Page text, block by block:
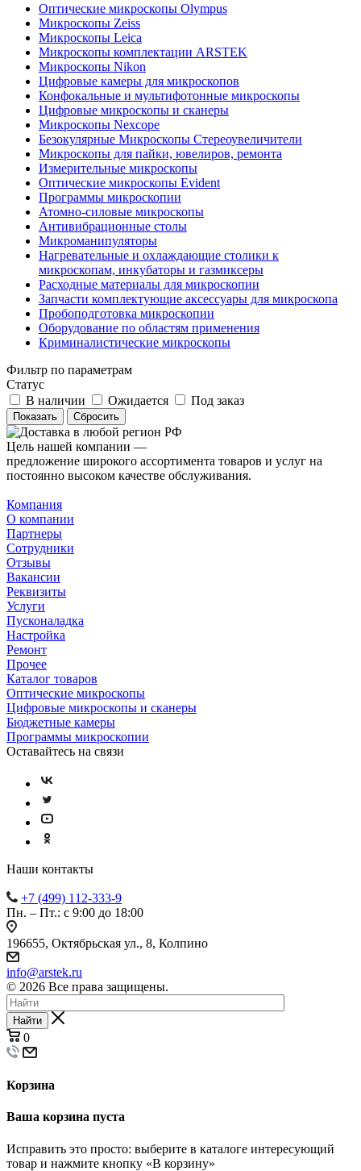
Оптические микроскопы Olympus
Микроскопы Zeiss
Микроскопы Leica
Микроскопы комплектации ARSTEK
Микроскопы Nikon
Цифровые камеры для микроскопов
Конфокальные и мультифотонные микроскопы
Цифровые микроскопы и сканеры
Микроскопы Nexcope
Безокулярные Микроскопы Стереоувеличители
Микроскопы для пайки, ювелиров, ремонта
Измерительные микроскопы
Оптические микроскопы Evident
Программы микроскопии
Атомно-силовые микроскопы
Антивибрационные столы
Микроманипуляторы
Нагревательные и охлаждающие столики к
микроскопам, инкубаторы и газмиксеры
Расходные материалы для микроскопии
Запчасти комплектующие аксессуары для микроскопа
Пробоподготовка микроскопии
Оборудование по областям применения
Криминалистические микроскопы
Фильтр по параметрам
Статус
В наличии
Ожидается Под заказ
Сбросить
Цель нашей компании —
предложение широкого ассортимента товаров и услуг на
постоянно высоком качестве обслуживания.
Компания
О компании
Партнеры
Сотрудники
Отзывы
Вакансии
Реквизиты
Услуги
Пусконаладка
Настройка
Ремонт
Прочее
Каталог товаров
Оптические микроскопы
Цифровые микроскопы и сканеры
Бюджетные камеры
Программы микроскопии
Оставайтесь на связи
Наши контакты
+7 (499) 112-333-9
Пн. – Пт.: с 9:00 до 18:00
196655, Октябрьская ул., 8, Колпино
info@arstek.ru
© 2026 Все права защищены.
Найти
0
Корзина
Ваша корзина пуста
Исправить это просто: выберите в каталоге интересующий
товар и нажмите кнопку «В корзину»